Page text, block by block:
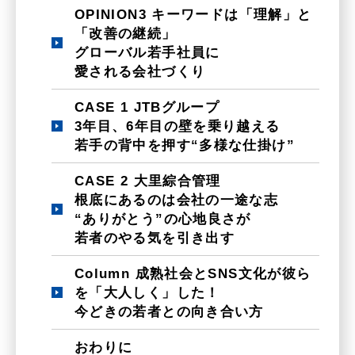
OPINION3 キーワードは「理解」と
「改善の継続」
グローバル若手社員に
愛される会社づくり
CASE 1 JTBグループ
3年目、6年目の壁を乗り越える
若手の背中を押す“多様な仕掛け”
CASE 2 大里綜合管理
根底にあるのは会社の一途な志
“ありがとう”の心地良さが
若者のやる気を引き出す
Column 成熟社会とSNS文化が彼ら
を「大人しく」した！
今どきの若者との向き合い方
おわりに